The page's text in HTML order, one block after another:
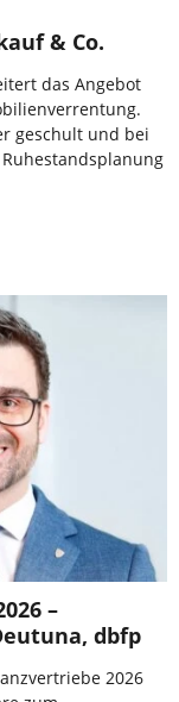
& Co.
das Angebot
geschult und bei
–
dbfp
2026